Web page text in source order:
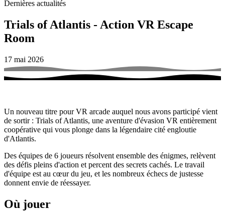
Dernières actualités
Trials of Atlantis - Action VR Escape
Room
17 mai 2026
Un nouveau titre pour VR arcade auquel nous avons participé vient
de sortir : Trials of Atlantis, une aventure d'évasion VR entièrement
coopérative qui vous plonge dans la légendaire cité engloutie
d'Atlantis.
Des équipes de 6 joueurs résolvent ensemble des énigmes, relèvent
des défis pleins d'action et percent des secrets cachés. Le travail
d'équipe est au cœur du jeu, et les nombreux échecs de justesse
donnent envie de réessayer.
Où jouer